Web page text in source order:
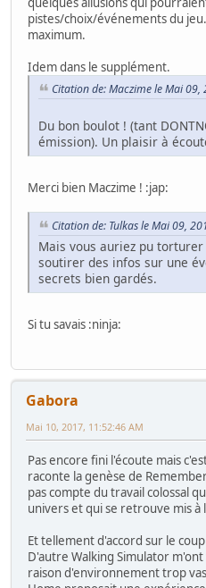
pistes/choix/événements du
maximum.
Idem dans le supplément.
Citation de: Maczime le Mai 09,
Du bon boulot ! (tant
émission). Un plaisir à
Merci bien Maczime ! :jap:
Citation de: Tulkas le Mai 09,
Mais vous auriez pu
soutirer des infos sur une
secrets bien gardés.
Si tu savais :ninja:
Gabora
Mai 10, 2017, 11:52:46 AM
Pas encore fini l'écoute mais
raconte la genèse de
pas compte du travail colossal
univers et qui se retrouve mis à
Et tellement d'accord sur le
D'autre Walking Simulator
raison d'environnement trop